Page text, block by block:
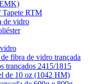
Tapete RTM
de vidro
fibra de vidro trançada
trançados 2415/1815
de 10 oz (1042 HM)